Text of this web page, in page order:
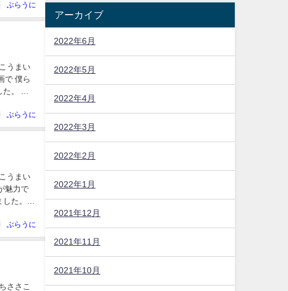
ぶらうに
ぶらうに
ぶらうに
アーカイブ
2022年6月
2022年5月
2022年4月
2022年3月
2022年2月
2022年1月
2021年12月
2021年11月
2021年10月